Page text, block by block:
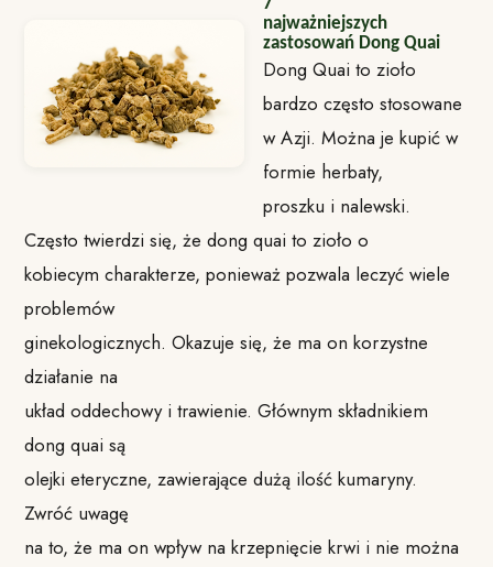
7
najważniejszych
zastosowań Dong Quai
Dong Quai to zioło
bardzo często stosowane
w Azji. Można je kupić w
formie herbaty,
proszku i nalewski.
Często twierdzi się, że dong quai to zioło o
kobiecym charakterze, ponieważ pozwala leczyć wiele
problemów
ginekologicznych. Okazuje się, że ma on korzystne
działanie na
układ oddechowy i trawienie. Głównym składnikiem
dong quai są
olejki eteryczne, zawierające dużą ilość kumaryny.
Zwróć uwagę
na to, że ma on wpływ na krzepnięcie krwi i nie można